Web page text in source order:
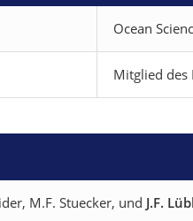
Ocean
Mitglied des
M.F. Stuecker, und J.F.